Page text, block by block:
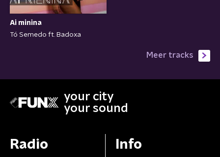
Ai minina
Tó Semedo ft. Badoxa
Meer tracks
your city
your sound
Radio Info